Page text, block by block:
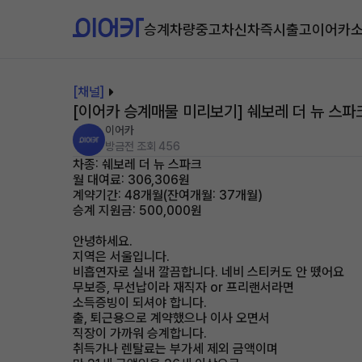
승계차량중고차신차즉시출고이어카
[채널]
[이어카 승계매물 미리보기] 쉐보레 더 뉴 스파
이어카
방금전 조회 456
차종: 쉐보레 더 뉴 스파크
월 대여료: 306,306원
계약기간: 48개월(잔여개월: 37개월)
승계 지원금: 500,000원
안녕하세요.
지역은 서울입니다.
비흡연자로 실내 깔끔합니다. 네비 스티커도 안 뗐어요
무보증, 무선납이라 재직자 or 프리랜서라면
소득증빙이 되셔야 합니다.
출, 퇴근용으로 계약했으나 이사 오면서
직장이 가까워 승계합니다.
취득가나 렌탈료는 부가세 제외 금액이며